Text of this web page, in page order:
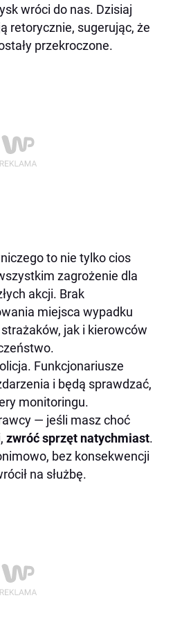
wróci do nas. Dzisiaj
retorycznie, sugerując, że
przekroczone.
to nie tylko cios
zagrożenie dla
akcji. Brak
miejsca wypadku
jak i kierowców
Funkcjonariusze
i będą sprawdzać,
monitoringu.
— jeśli masz choć
zwróć sprzęt natychmiast.
bez konsekwencji
na służbę.